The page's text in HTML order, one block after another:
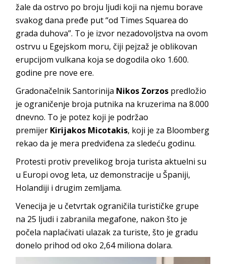
žale da ostrvo po broju ljudi koji na njemu borave
svakog dana pređe put “od Times Squarea do
grada duhova”. To je izvor nezadovoljstva na ovom
ostrvu u Egejskom moru, čiji pejzaž je oblikovan
erupcijom vulkana koja se dogodila oko 1.600.
godine pre nove ere.
Gradonačelnik Santorinija Nikos Zorzos predložio
je ograničenje broja putnika na kruzerima na 8.000
dnevno. To je potez koji je podržao
premijer Kirijakos Micotakis, koji je za Bloomberg
rekao da je mera predviđena za sledeću godinu.
Protesti protiv prevelikog broja turista aktuelni su
u Europi ovog leta, uz demonstracije u Španiji,
Holandiji i drugim zemljama.
Venecija je u četvrtak ograničila turističke grupe
na 25 ljudi i zabranila megafone, nakon što je
počela naplaćivati ulazak za turiste, što je gradu
donelo prihod od oko 2,64 miliona dolara.